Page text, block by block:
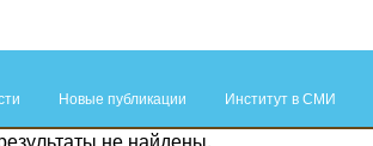
Новые публикации Институт в СМИ
не найдены.